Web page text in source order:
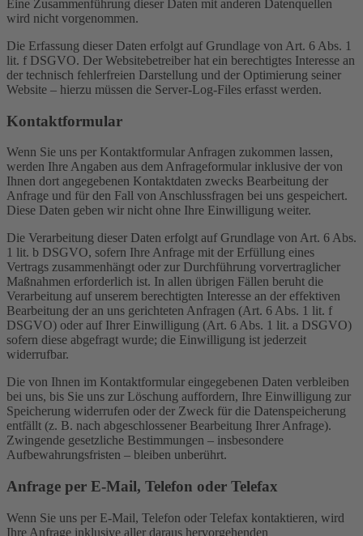
Eine Zusammenführung dieser Daten mit anderen Datenquellen
wird nicht vorgenommen.
Die Erfassung dieser Daten erfolgt auf Grundlage von Art. 6 Abs. 1
lit. f DSGVO. Der Websitebetreiber hat ein berechtigtes Interesse an
der technisch fehlerfreien Darstellung und der Optimierung seiner
Website – hierzu müssen die Server-Log-Files erfasst werden.
Kontaktformular
Wenn Sie uns per Kontaktformular Anfragen zukommen lassen,
werden Ihre Angaben aus dem Anfrageformular inklusive der von
Ihnen dort angegebenen Kontaktdaten zwecks Bearbeitung der
Anfrage und für den Fall von Anschlussfragen bei uns gespeichert.
Diese Daten geben wir nicht ohne Ihre Einwilligung weiter.
Die Verarbeitung dieser Daten erfolgt auf Grundlage von Art. 6 Abs.
1 lit. b DSGVO, sofern Ihre Anfrage mit der Erfüllung eines
Vertrags zusammenhängt oder zur Durchführung vorvertraglicher
Maßnahmen erforderlich ist. In allen übrigen Fällen beruht die
Verarbeitung auf unserem berechtigten Interesse an der effektiven
Bearbeitung der an uns gerichteten Anfragen (Art. 6 Abs. 1 lit. f
DSGVO) oder auf Ihrer Einwilligung (Art. 6 Abs. 1 lit. a DSGVO)
sofern diese abgefragt wurde; die Einwilligung ist jederzeit
widerrufbar.
Die von Ihnen im Kontaktformular eingegebenen Daten verbleiben
bei uns, bis Sie uns zur Löschung auffordern, Ihre Einwilligung zur
Speicherung widerrufen oder der Zweck für die Datenspeicherung
entfällt (z. B. nach abgeschlossener Bearbeitung Ihrer Anfrage).
Zwingende gesetzliche Bestimmungen – insbesondere
Aufbewahrungsfristen – bleiben unberührt.
Anfrage per E-Mail, Telefon oder Telefax
Wenn Sie uns per E-Mail, Telefon oder Telefax kontaktieren, wird
Ihre Anfrage inklusive aller daraus hervorgehenden